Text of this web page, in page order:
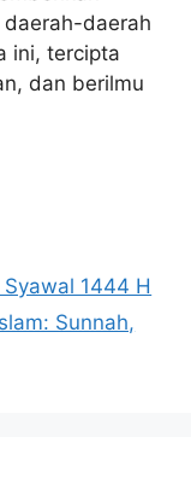
daerah
ini, tercipta
dan berilmu
1444 H
Sunnah,